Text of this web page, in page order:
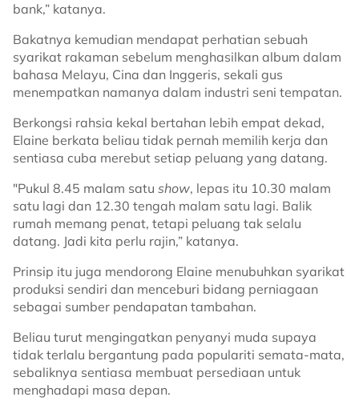
bank,” katanya.
Bakatnya kemudian mendapat perhatian sebuah
syarikat rakaman sebelum menghasilkan album dalam
bahasa Melayu, Cina dan Inggeris, sekali gus
menempatkan namanya dalam industri seni tempatan.
Berkongsi rahsia kekal bertahan lebih empat dekad,
Elaine berkata beliau tidak pernah memilih kerja dan
sentiasa cuba merebut setiap peluang yang datang.
"Pukul 8.45 malam satu show, lepas itu 10.30 malam
satu lagi dan 12.30 tengah malam satu lagi. Balik
rumah memang penat, tetapi peluang tak selalu
datang. Jadi kita perlu rajin,” katanya.
Prinsip itu juga mendorong Elaine menubuhkan syarikat
produksi sendiri dan menceburi bidang perniagaan
sebagai sumber pendapatan tambahan.
Beliau turut mengingatkan penyanyi muda supaya
tidak terlalu bergantung pada populariti semata-mata,
sebaliknya sentiasa membuat persediaan untuk
menghadapi masa depan.